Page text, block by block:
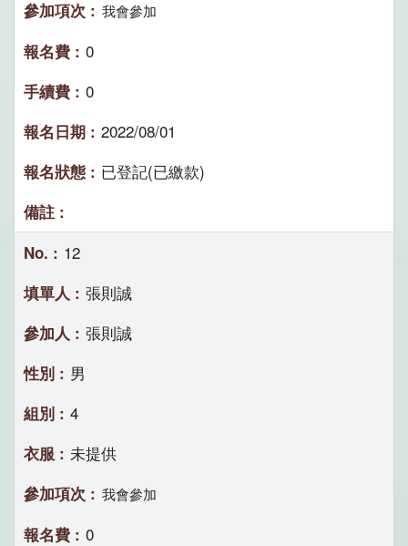
我會參加
0
0
2022/08/01
已登記(已繳款)
12
張則誠
張則誠
男
4
未提供
我會參加
0